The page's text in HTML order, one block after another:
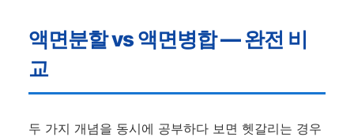
액면분할 vs 액면병합 — 완전 비
교
두 가지 개념을 동시에 공부하다 보면 헷갈리는 경우